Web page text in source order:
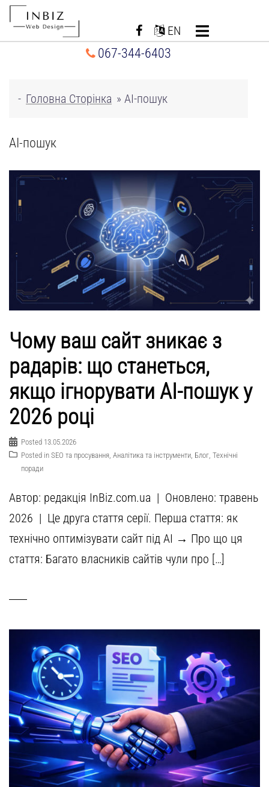
Перейти
EN
067-344-6403
- Головна Сторінка » AI-пошук
AI-пошук
Чому ваш сайт зникає з
радарів: що станеться,
якщо ігнорувати AI-пошук у
2026 році
Posted 13.05.2026
Posted in SEO та просування, Аналітика та інструменти, Блог, Технічні
поради
Автор: редакція InBiz.com.ua | Оновлено: травень
2026 | Це друга стаття серії. Перша стаття: як
технічно оптимізувати сайт під AI → Про що ця
стаття: Багато власників сайтів чули про […]